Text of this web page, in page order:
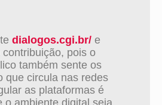
dialogos.cgi.br/ e
pois o
também sente os
que circula nas redes
as plataformas é